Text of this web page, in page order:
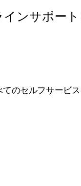
ンサポート
のセルフサービ